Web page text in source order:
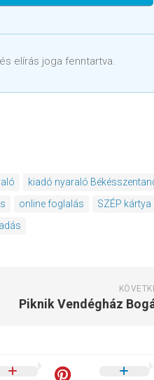
elírás joga fenntartva.
kiadó nyaraló
online foglalás
SZÉP kártya
Piknik Vendégház